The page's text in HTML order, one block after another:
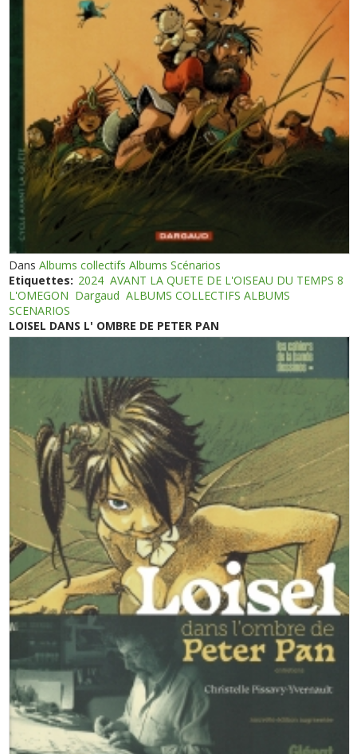
DansAlbums collectifs Albums Scénarios
Etiquettes: 2024 AVANT LA QUETE DE L'OISEAU DU TEMPS 8
L'OMEGON Dargaud ALBUMS COLLECTIFS ALBUMS
SCENARIOS
LOISEL DANS L' OMBRE DE PETER PAN